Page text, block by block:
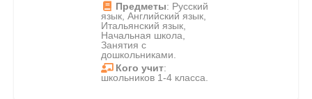
Предметы: Русский
язык, Английский язык,
Итальянский язык,
Начальная школа,
Занятия с
дошкольниками.
Кого учит:
школьников 1-4 класса.